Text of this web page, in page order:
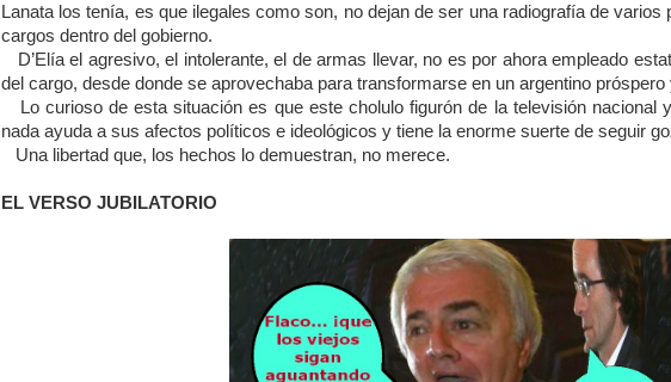
Lanata los tenía, es que ilegales como son, no dejan de ser una radiografía de varios
cargos dentro del gobierno.
D’Elía el agresivo, el intolerante, el de armas llevar, no es por ahora empleado
del cargo, desde donde se aprovechaba para transformarse en un argentino próspero
Lo curioso de esta situación es que este cholulo figurón de la televisión nacional
nada ayuda a sus afectos políticos e ideológicos y tiene la enorme suerte de seguir
Una libertad que, los hechos lo demuestran, no merece.
EL VERSO JUBILATORIO